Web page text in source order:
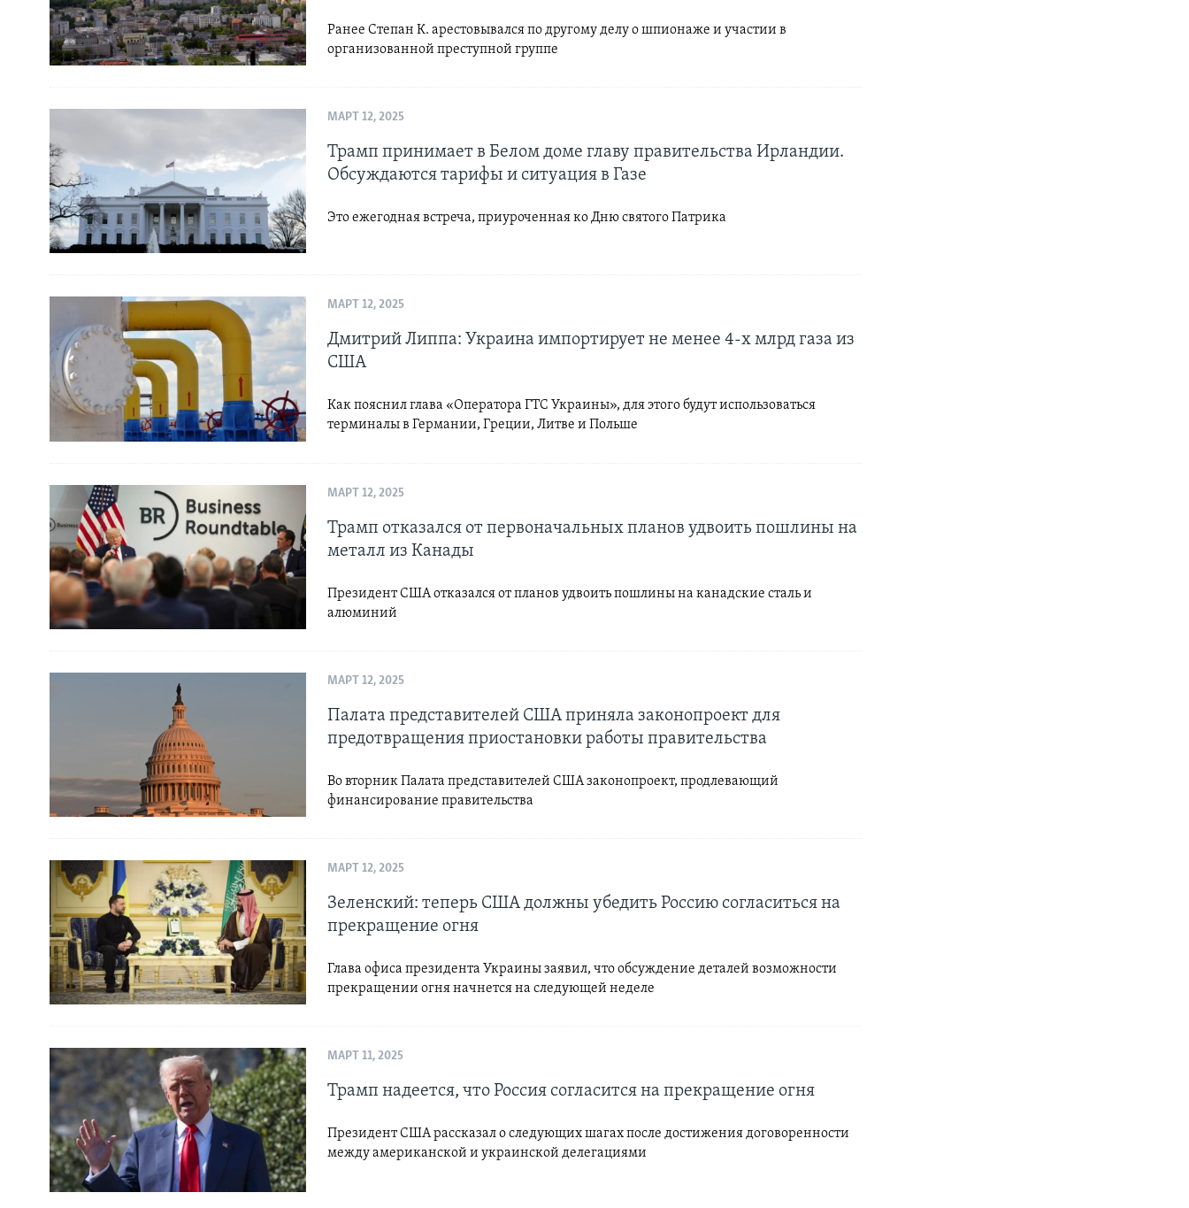
Ранее Степан К. арестовывался по другому делу о шпионаже и участии в
организованной преступной группе
МАРТ 12, 2025
Трамп принимает в Белом доме главу правительства Ирландии.
Обсуждаются тарифы и ситуация в Газе
Это ежегодная встреча, приуроченная ко Дню святого Патрика
МАРТ 12, 2025
Дмитрий Липпа: Украина импортирует не менее 4-х млрд газа из
США
Как пояснил глава «Оператора ГТС Украины», для этого будут использоваться
терминалы в Германии, Греции, Литве и Польше
МАРТ 12, 2025
Трамп отказался от первоначальных планов удвоить пошлины на
металл из Канады
Президент США отказался от планов удвоить пошлины на канадские сталь и
алюминий
МАРТ 12, 2025
Палата представителей США приняла законопроект для
предотвращения приостановки работы правительства
Во вторник Палата представителей США законопроект, продлевающий
финансирование правительства
МАРТ 12, 2025
Зеленский: теперь США должны убедить Россию согласиться на
прекращение огня
Глава офиса президента Украины заявил, что обсуждение деталей возможности
прекращении огня начнется на следующей неделе
МАРТ 11, 2025
Трамп надеется, что Россия согласится на прекращение огня
Президент США рассказал о следующих шагах после достижения договоренности
между американской и украинской делегациями